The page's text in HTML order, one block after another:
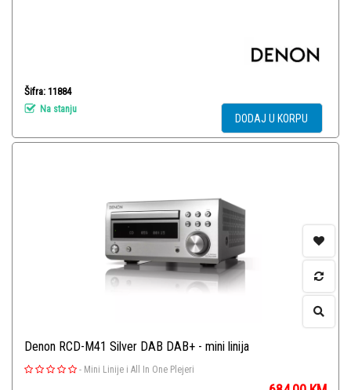
Šifra: 11884
Na stanju
DODAJ U KORPU
Denon RCD-M41 Silver DAB DAB+ - mini linija
- Mini Linije i All In One Plejeri